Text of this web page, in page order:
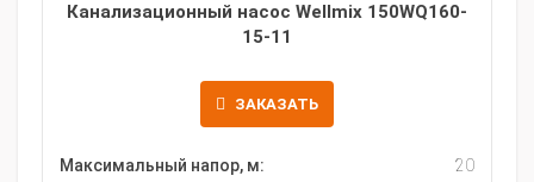
Канализационный насос Wellmix 150WQ160-
15-11
ЗАКАЗАТЬ
Максимальный напор, м:
20